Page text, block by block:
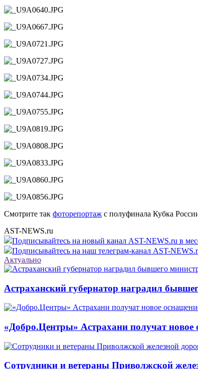
Смотрите так фоторепортаж с полуфинала Кубка
AST-NEWS.ru
Подписывайтесь на новый канал AST-NEWS.ru в
Подписывайтесь на наш телеграм-канал AST-
Актуально
Астраханский губернатор наградил
«Добро.Центры» Астрахани получат новое
Сотрудники и ветераны Приволжской